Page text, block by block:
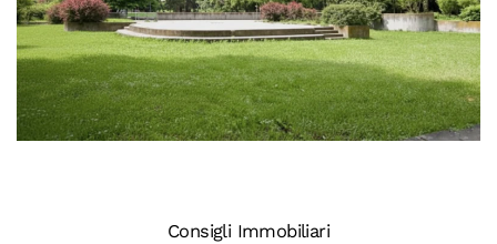
Consigli Immobiliari